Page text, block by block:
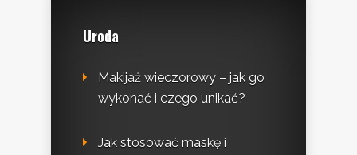
Uroda
Makijaż wieczorowy – jak go
wykonać i czego unikać?
Jak stosować maskę i